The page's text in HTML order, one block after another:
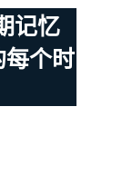
记忆
每个时